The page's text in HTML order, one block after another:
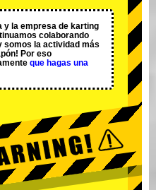
y la empresa de karting
colaborando
somos la actividad más
Por eso
que hagas una